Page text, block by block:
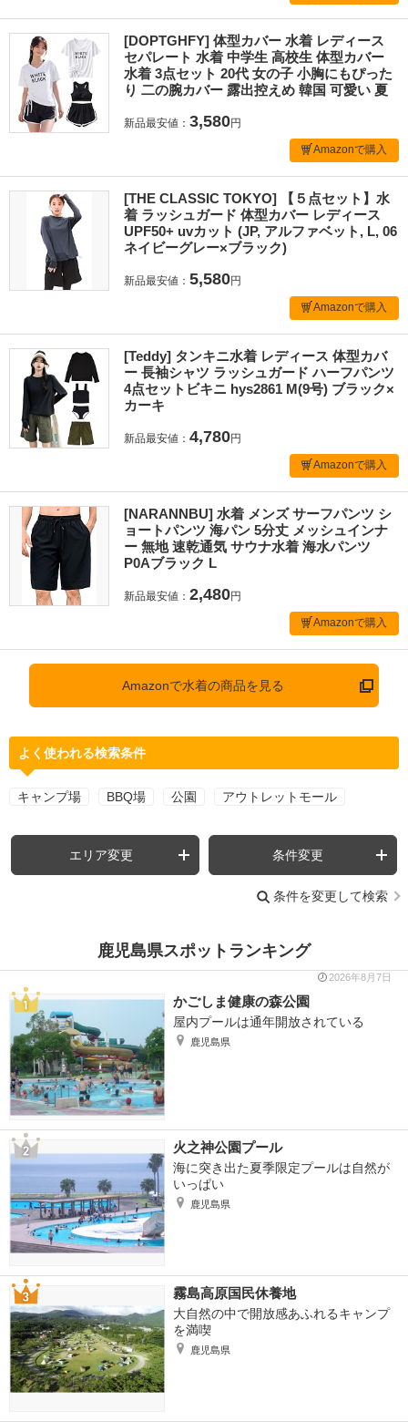
[DOPTGHFY] 体型カバー 水着 レディース
セパレート 水着 中学生 高校生 体型カバー
水着 3点セット 20代 女の子 小胸にもぴった
り 二の腕カバー 露出控えめ 韓国 可愛い 夏
新品最安値： 3,580円
Amazonで購入
[THE CLASSIC TOKYO] 【５点セット】水
着 ラッシュガード 体型カバー レディース
UPF50+ uvカット (JP, アルファベット, L, 06
ネイビーグレー×ブラック)
新品最安値： 5,580円
Amazonで購入
[Teddy] タンキニ水着 レディース 体型カバ
ー 長袖シャツ ラッシュガード ハーフパンツ
4点セットビキニ hys2861 M(9号) ブラック×
カーキ
新品最安値： 4,780円
Amazonで購入
[NARANNBU] 水着 メンズ サーフパンツ シ
ョートパンツ 海パン 5分丈 メッシュインナ
ー 無地 速乾通気 サウナ水着 海水パンツ
P0Aブラック L
新品最安値： 2,480円
Amazonで購入
Amazonで水着の商品を見る
よく使われる検索条件
キャンプ場 BBQ場 公園 アウトレットモール
エリア変更 条件変更
条件を変更して検索
鹿児島県スポットランキング
2026年8月7日
かごしま健康の森公園
屋内プールは通年開放されている
鹿児島県
火之神公園プール
海に突き出た夏季限定プールは自然が
いっぱい
鹿児島県
霧島高原国民休養地
大自然の中で開放感あふれるキャンプ
を満喫
鹿児島県